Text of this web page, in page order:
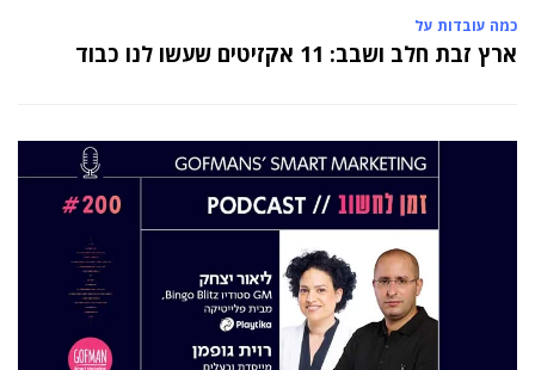
כמה עובדות על
ארץ זבת חלב ושבב: 11 אקזיטים שעשו לנו כבוד